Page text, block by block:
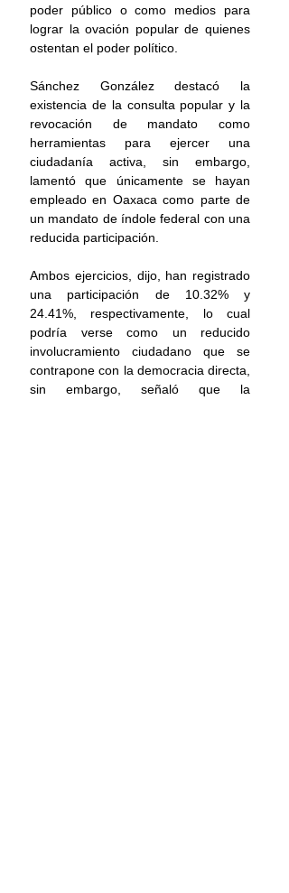
poder público o como medios para
lograr la ovación popular de quienes
ostentan el poder político.
Sánchez González destacó la
existencia de la consulta popular y la
revocación de mandato como
herramientas para ejercer una
ciudadanía activa, sin embargo,
lamentó que únicamente se hayan
empleado en Oaxaca como parte de
un mandato de índole federal con una
reducida participación.
Ambos ejercicios, dijo, han registrado
una participación de 10.32% y
24.41%, respectivamente, lo cual
podría verse como un reducido
involucramiento ciudadano que se
contrapone con la democracia directa,
sin embargo, señaló que la